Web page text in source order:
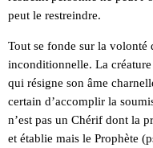
peut le restreindre.
Tout se fonde sur la
inconditionnelle. La
qui résigne son âme
certain d’accomplir la
n’est pas un Chérif dont la
et établie mais le Prophète